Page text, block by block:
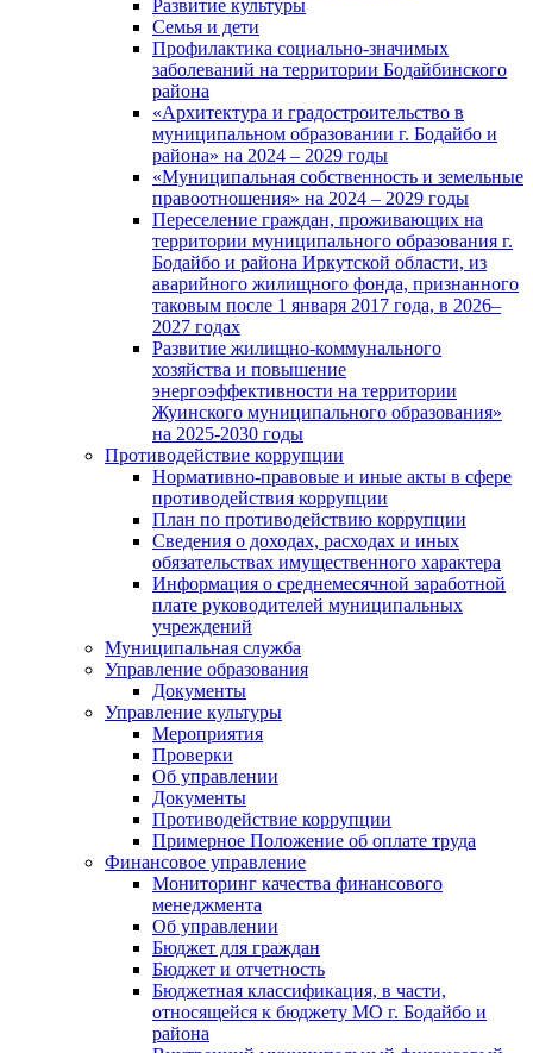
Развитие культуры
Семья и дети
Профилактика социально-значимых
заболеваний на территории Бодайбинского
района
«Архитектура и градостроительство в
муниципальном образовании г. Бодайбо и
района» на 2024 – 2029 годы
«Муниципальная собственность и земельные
правоотношения» на 2024 – 2029 годы
Переселение граждан, проживающих на
территории муниципального образования г.
Бодайбо и района Иркутской области, из
аварийного жилищного фонда, признанного
таковым после 1 января 2017 года, в 2026–
2027 годах
Развитие жилищно-коммунального
хозяйства и повышение
энергоэффективности на территории
Жуинского муниципального образования»
на 2025-2030 годы
Противодействие коррупции
Нормативно-правовые и иные акты в сфере
противодействия коррупции
План по противодействию коррупции
Сведения о доходах, расходах и иных
обязательствах имущественного характера
Информация о среднемесячной заработной
плате руководителей муниципальных
учреждений
Муниципальная служба
Управление образования
Документы
Управление культуры
Мероприятия
Проверки
Об управлении
Документы
Противодействие коррупции
Примерное Положение об оплате труда
Финансовое управление
Мониторинг качества финансового
менеджмента
Об управлении
Бюджет для граждан
Бюджет и отчетность
Бюджетная классификация, в части,
относящейся к бюджету МО г. Бодайбо и
района